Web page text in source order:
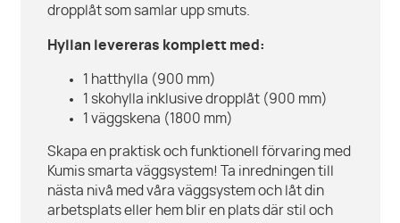
dropplåt som samlar upp smuts.
Hyllan levereras komplett med:
1 hatthylla (900 mm)
1 skohylla inklusive dropplåt (900 mm)
1 väggskena (1800 mm)
Skapa en praktisk och funktionell förvaring med
Kumis smarta väggsystem! Ta inredningen till
nästa nivå med våra väggsystem och låt din
arbetsplats eller hem blir en plats där stil och